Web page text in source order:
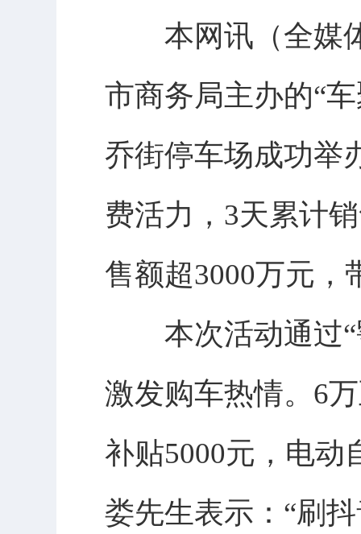
本网讯（全媒体
市商务局主办的“
乔街停车场成功举
费活力，3天累计
售额超3000万元，
本次活动通过“
激发购车热情。6
补贴5000元，电动
娄先生表示：“刷